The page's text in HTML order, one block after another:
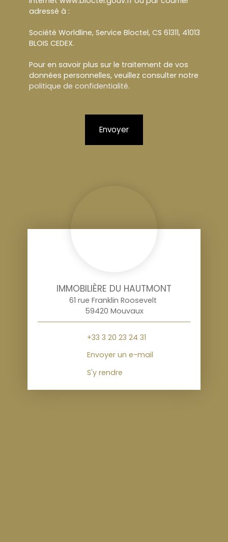
adressé à :
Société Worldline, Service Bloctel, CS 61311, 41013
BLOIS CEDEX.
Pour en savoir plus sur le traitement de vos
données personnelles, veuillez consulter notre
politique de confidentialité.
Envoyer
IMMOBILIÈRE DU HAUTMONT
61 rue Franklin Roosevelt
59420 Mouvaux
+33 3 20 23 24 31
Envoyer un e-mail
S'y rendre